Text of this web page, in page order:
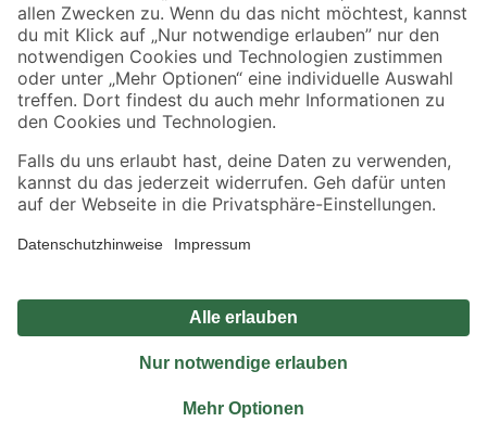
Jetzt die toom-App herunterladen
Alle Preisangaben in EUR inkl. gesetzl. MwSt.. Die dargestellten Angebote sind unter
Umständen nicht in allen Märkten verfügbar. Die angegebenen Verfügbarkeiten beziehen
Produkte nur solange der Vorrat reicht.
*Paketversand ab 59 € versandkostenfrei, gilt nicht für Artikel mit Speditionsversand, hier
Privatsphäre Impressum
Nutzungsbedingungen
Widerrufsrecht
Vertrag widerrufen
© 2026 toom Baumarkt GmbH